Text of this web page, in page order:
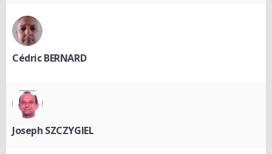
Cédric BERNARD
Joseph SZCZYGIEL